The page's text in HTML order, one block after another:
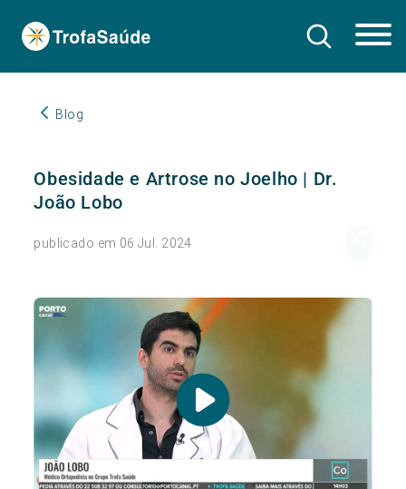
Blog
Obesidade e Artrose no Joelho | Dr.
João Lobo
publicado em 06 Jul. 2024